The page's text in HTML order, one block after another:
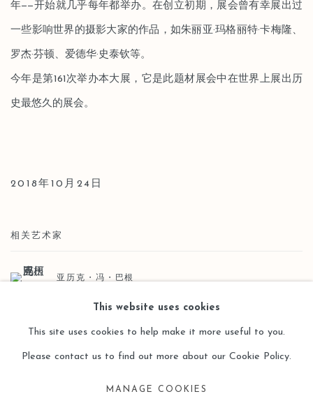
年——开始就几乎每年都举办。在创立初期，展会曾有幸展出过
一些影响世界的摄影大家的作品，如朱丽亚·玛格丽特·卡梅隆、
罗杰·芬顿、爱德华·史泰钦等。
今年是第161次举办本大展，它是此题材展会中在世界上展出历
史最悠久的展会。
2018年10月24日
相关艺术家
亚历克・冯・巴根
This website uses cookies
This site uses cookies to help make it more useful to you.
Please contact us to find out more about our Cookie Policy.
MANAGE COOKIES